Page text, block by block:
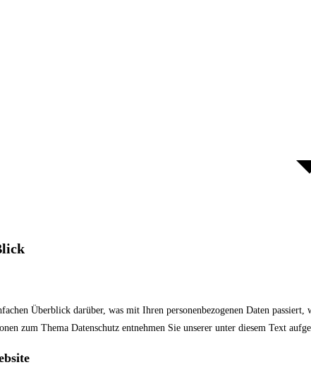
Überblick darüber, was mit Ihren personenbezogenen Daten
zum Thema Datenschutz entnehmen Sie unserer unter diesem Text